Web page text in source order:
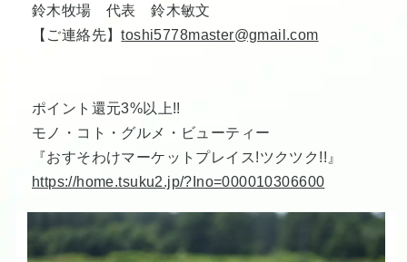
鈴木牧場 代表 鈴木敏文
【ご連絡先】toshi5778master@gmail.com
ポイント還元3%以上!!
モノ・コト・グルメ・ビューティー
『おすそわけマーケットプレイス!ツクツク!!』
https://home.tsuku2.jp/?Ino=000010306600